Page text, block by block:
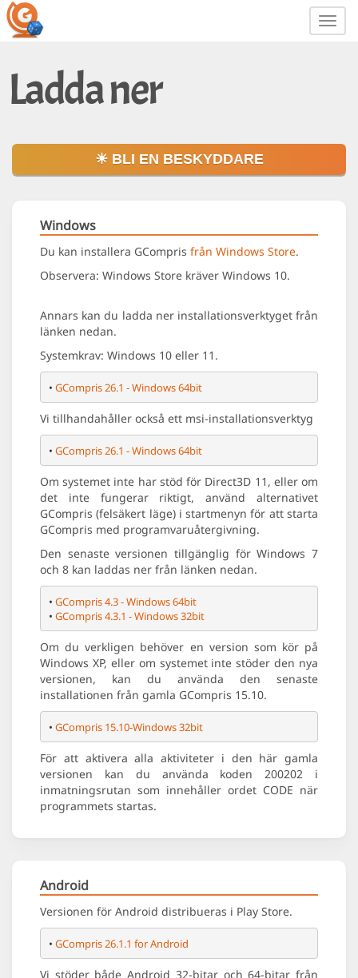
Ladda ner
☀ BLI EN BESKYDDARE
Windows
Du kan installera GCompris från Windows Store.
Observera: Windows Store kräver Windows 10.
Annars kan du ladda ner installationsverktyget från
länken nedan.
Systemkrav: Windows 10 eller 11.
• GCompris 26.1 - Windows 64bit
Vi tillhandahåller också ett msi-installationsverktyg
• GCompris 26.1 - Windows 64bit
Om systemet inte har stöd för Direct3D 11, eller om
det inte fungerar riktigt, använd alternativet
GCompris (felsäkert läge) i startmenyn för att starta
GCompris med programvaruåtergivning.
Den senaste versionen tillgänglig för Windows 7
och 8 kan laddas ner från länken nedan.
• GCompris 4.3 - Windows 64bit
• GCompris 4.3.1 - Windows 32bit
Om du verkligen behöver en version som kör på
Windows XP, eller om systemet inte stöder den nya
versionen, kan du använda den senaste
installationen från gamla GCompris 15.10.
• GCompris 15.10-Windows 32bit
För att aktivera alla aktiviteter i den här gamla
versionen kan du använda koden 200202 i
inmatningsrutan som innehåller ordet CODE när
programmets startas.
Android
Versionen för Android distribueras i Play Store.
• GCompris 26.1.1 for Android
Vi stöder både Android 32-bitar och 64-bitar från